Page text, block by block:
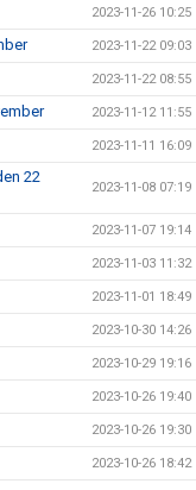
2023-11-26 10:25
2023-11-22 09:03
2023-11-22 08:55
2023-11-12 11:55
2023-11-11 16:09
22
2023-11-08 07:19
2023-11-07 19:14
2023-11-03 11:32
2023-11-01 18:49
2023-10-30 14:26
2023-10-29 19:16
2023-10-26 19:40
2023-10-26 19:30
2023-10-26 18:42